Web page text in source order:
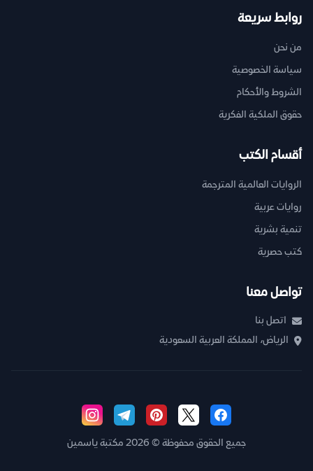
روابط سريعة
من نحن
سياسة الخصوصية
الشروط والأحكام
حقوق الملكية الفكرية
أقسام الكتب
الروايات العالمية المترجمة
روايات عربية
تنمية بشرية
كتب حصرية
تواصل معنا
اتصل بنا
الرياض، المملكة العربية السعودية
جميع الحقوق محفوظة © 2026 مكتبة ياسمين